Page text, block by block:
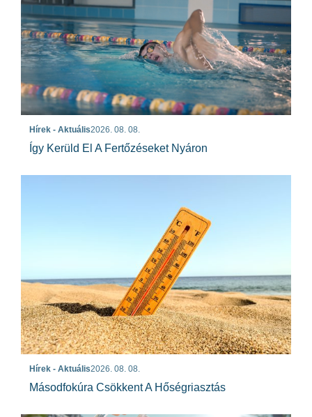
Hírek - Aktuális2026. 08. 08.
Így Kerüld El A Fertőzéseket Nyáron
Hírek - Aktuális2026. 08. 08.
Másodfokúra Csökkent A Hőségriasztás